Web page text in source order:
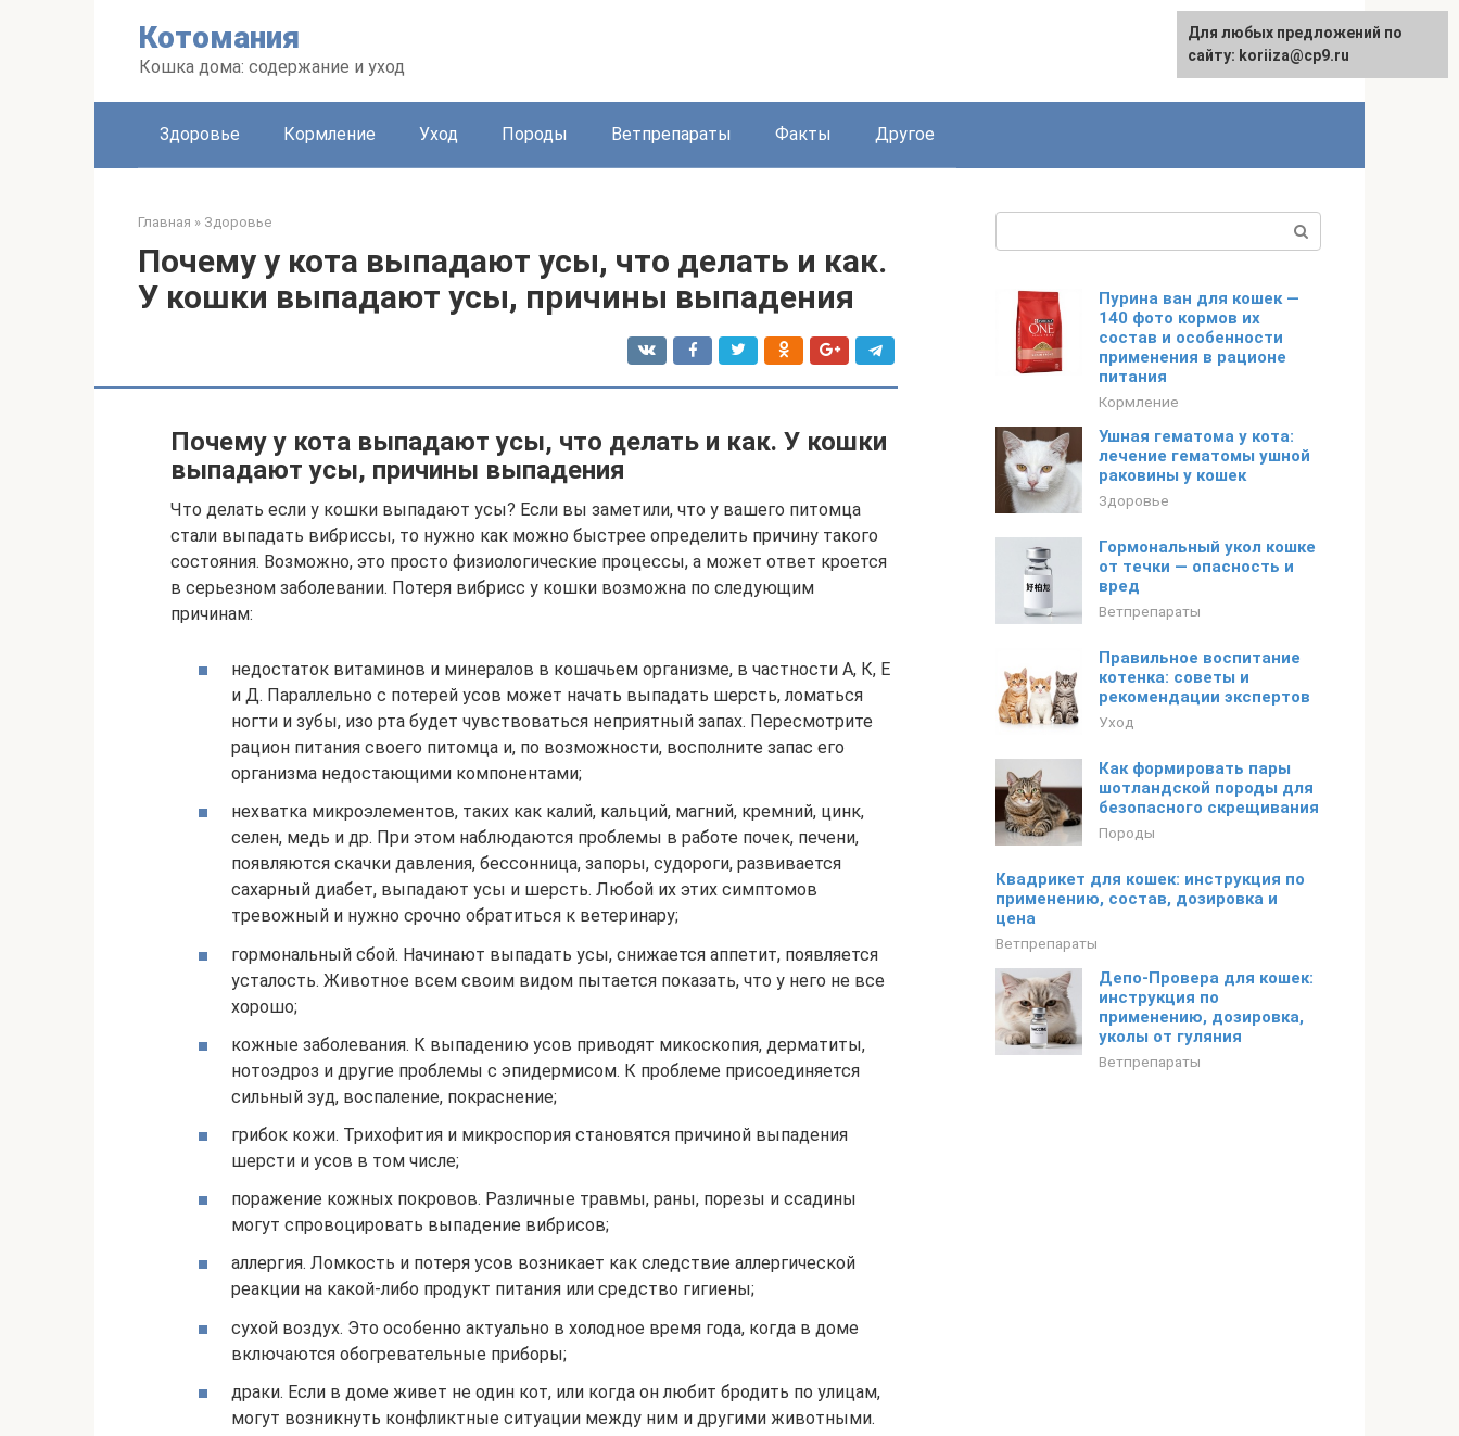
Котомания
Кошка дома: содержание и уход
Здоровье Кормление Уход Породы Ветпрепараты Факты Другое
Главная » Здоровье
Почему у кота выпадают усы, что делать и как.
У кошки выпадают усы, причины выпадения
Почему у кота выпадают усы, что делать и как. У кошки
выпадают усы, причины выпадения
Что делать если у кошки выпадают усы? Если вы заметили, что у вашего питомца
стали выпадать вибриссы, то нужно как можно быстрее определить причину такого
состояния. Возможно, это просто физиологические процессы, а может ответ кроется
в серьезном заболевании. Потеря вибрисс у кошки возможна по следующим
причинам:
недостаток витаминов и минералов в кошачьем организме, в частности А, К, Е
и Д. Параллельно с потерей усов может начать выпадать шерсть, ломаться
ногти и зубы, изо рта будет чувствоваться неприятный запах. Пересмотрите
рацион питания своего питомца и, по возможности, восполните запас его
организма недостающими компонентами;
нехватка микроэлементов, таких как калий, кальций, магний, кремний, цинк,
селен, медь и др. При этом наблюдаются проблемы в работе почек, печени,
появляются скачки давления, бессонница, запоры, судороги, развивается
сахарный диабет, выпадают усы и шерсть. Любой их этих симптомов
тревожный и нужно срочно обратиться к ветеринару;
гормональный сбой. Начинают выпадать усы, снижается аппетит, появляется
усталость. Животное всем своим видом пытается показать, что у него не все
хорошо;
кожные заболевания. К выпадению усов приводят микоскопия, дерматиты,
нотоэдроз и другие проблемы с эпидермисом. К проблеме присоединяется
сильный зуд, воспаление, покраснение;
грибок кожи. Трихофития и микроспория становятся причиной выпадения
шерсти и усов в том числе;
поражение кожных покровов. Различные травмы, раны, порезы и ссадины
могут спровоцировать выпадение вибрисов;
аллергия. Ломкость и потеря усов возникает как следствие аллергической
реакции на какой-либо продукт питания или средство гигиены;
сухой воздух. Это особенно актуально в холодное время года, когда в доме
включаются обогревательные приборы;
драки. Если в доме живет не один кот, или когда он любит бродить по улицам,
могут возникнуть конфликтные ситуации между ним и другими животными.
Пурина ван для кошек —
140 фото кормов их
состав и особенности
применения в рационе
питания
Кормление
Ушная гематома у кота:
лечение гематомы ушной
раковины у кошек
Здоровье
Гормональный укол кошке
от течки — опасность и
вред
Ветпрепараты
Правильное воспитание
котенка: советы и
рекомендации экспертов
Уход
Как формировать пары
шотландской породы для
безопасного скрещивания
Породы
Квадрикет для кошек: инструкция по
применению, состав, дозировка и
цена
Ветпрепараты
Депо-Провера для кошек:
инструкция по
применению, дозировка,
уколы от гуляния
Ветпрепараты
Для любых предложений по
сайту: koriiza@cp9.ru